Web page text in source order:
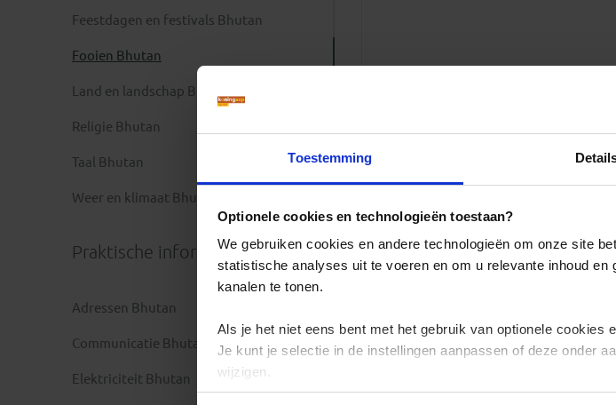
Toestemming
Optionele cookies en technologieën toestaan?
We gebruiken cookies en andere technologieën om onze site
statistische analyses uit te voeren en om u relevante inhoud
kanalen te tonen.
Als je het niet eens bent met het gebruik van optionele cookies
Je kunt je selectie in de instellingen aanpassen of deze onder
wijzigen.
Feestdagen en festivals Bhutan
Fooien Bhutan
Land en landschap Bhutan
Religie Bhutan
Taal Bhutan
Weer en klimaat Bhutan
Praktische informatie
Adressen Bhutan
Communicatie Bhutan
Elektriciteit Bhutan